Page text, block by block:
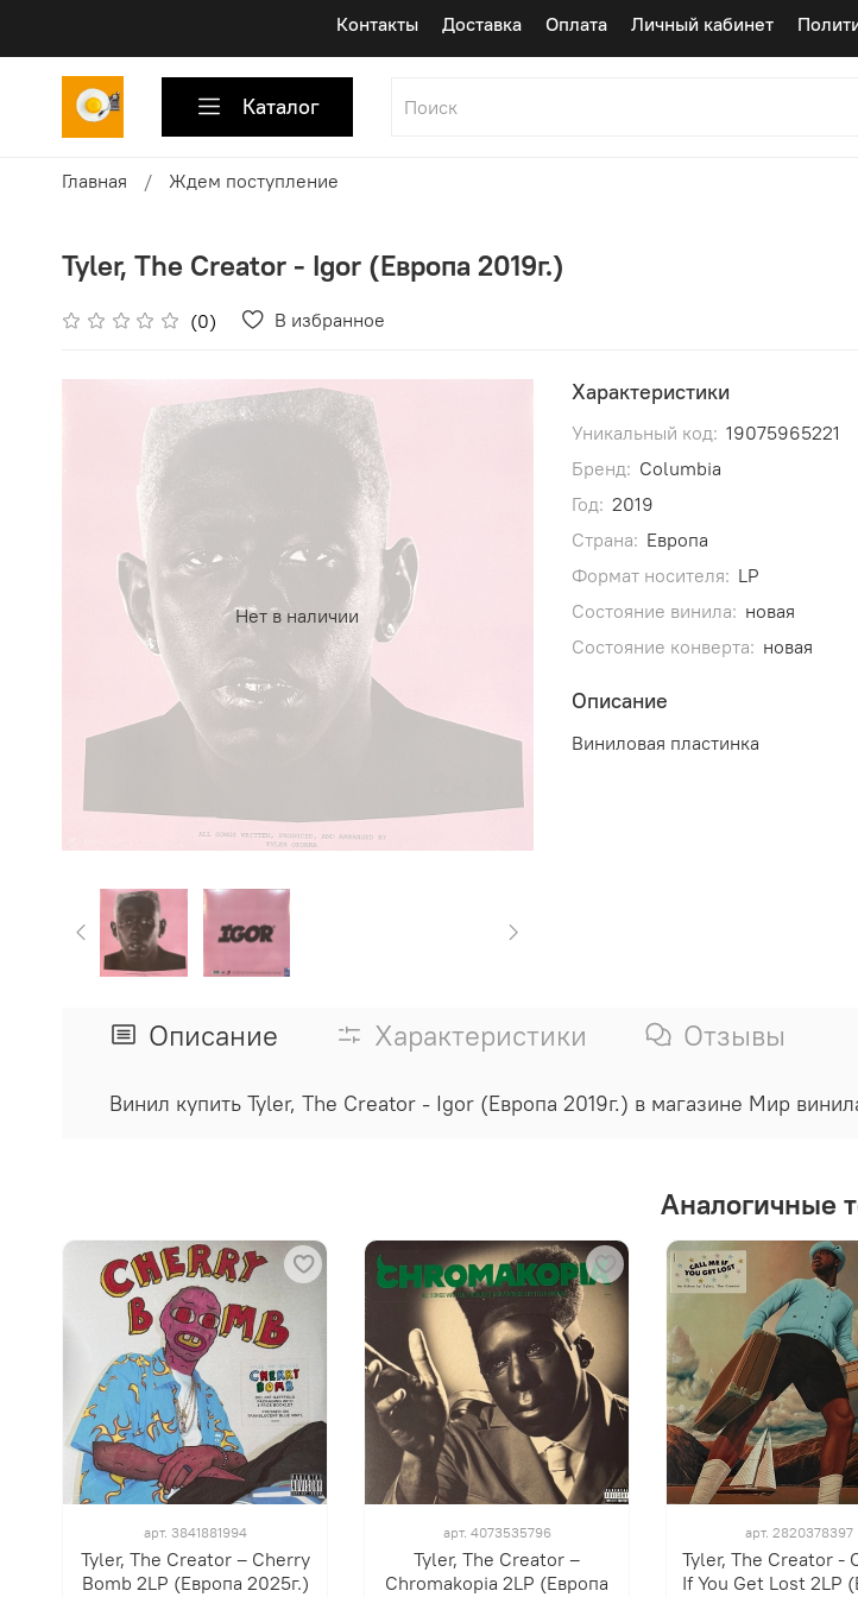
Контакты Доставка Оплата Личный кабинет
Каталог
Главная Ждем поступление
Tyler, The Creator - Igor (Европа 2019г.)
(0) В избранное
Нет в наличии
Характеристики
Уникальный код: 19075965221
Бренд: Columbia
Год: 2019
Страна: Европа
Формат носителя: LP
Состояние винила: новая
Состояние конверта: новая
Описание
Виниловая пластинка
Описание Характеристики Отзывы
Винил купить Tyler, The Creator - Igor (Европа 2019г.) в магазине Мир
Аналогичные
арт. 3841881994
Tyler, The Creator ‎– Cherry
Bomb 2LP (Европа 2025г.)
арт. 4073535796
Tyler, The Creator ‎–
Chromakopia 2LP (Европа
арт. 2820378397
Tyler, The Creator -
If You Get Lost 2LP